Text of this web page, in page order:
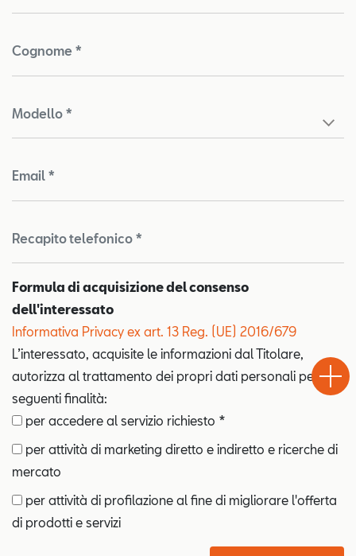
Cognome *
Modello *
Email *
Recapito telefonico *
Formula di acquisizione del consenso
dell'interessato
Informativa Privacy ex art. 13 Reg. (UE) 2016/679
L’interessato, acquisite le informazioni dal Titolare,
autorizza al trattamento dei propri dati personali per le
seguenti finalità:
per accedere al servizio richiesto *
per attività di marketing diretto e indiretto e ricerche di
mercato
per attività di profilazione al fine di migliorare l'offerta
di prodotti e servizi
Drive
Chiama